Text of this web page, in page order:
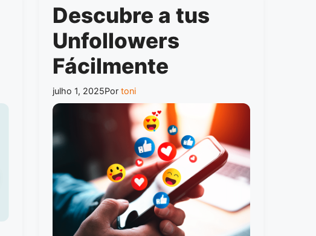
Descubre a tus
Unfollowers
Fácilmente
julho 1, 2025Por toni